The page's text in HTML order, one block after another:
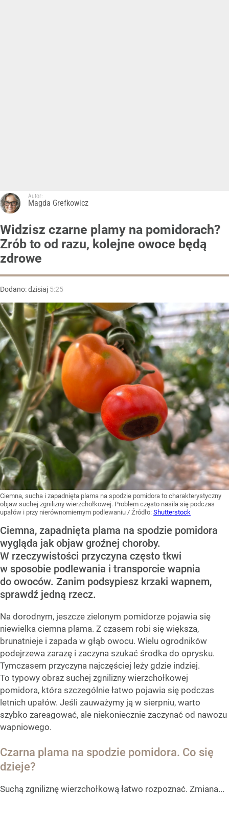
Autor:
Magda Grefkowicz
Widzisz czarne plamy na pomidorach?
Zrób to od razu, kolejne owoce będą
zdrowe
Dodano:dzisiaj 5:25
Ciemna, sucha i zapadnięta plama na spodzie pomidora to charakterystyczny
objaw suchej zgnilizny wierzchołkowej. Problem często nasila się podczas
upałów i przy nierównomiernym podlewaniu / Źródło: Shutterstock
Ciemna, zapadnięta plama na spodzie pomidora
wygląda jak objaw groźnej choroby.
W rzeczywistości przyczyna często tkwi
w sposobie podlewania i transporcie wapnia
do owoców. Zanim podsypiesz krzaki wapnem,
sprawdź jedną rzecz.
Na dorodnym, jeszcze zielonym pomidorze pojawia się
niewielka ciemna plama. Z czasem robi się większa,
brunatnieje i zapada w głąb owocu. Wielu ogrodników
podejrzewa zarazę i zaczyna szukać środka do oprysku.
Tymczasem przyczyna najczęściej leży gdzie indziej.
To typowy obraz suchej zgnilizny wierzchołkowej
pomidora, która szczególnie łatwo pojawia się podczas
letnich upałów. Jeśli zauważymy ją w sierpniu, warto
szybko zareagować, ale niekoniecznie zaczynać od nawozu
wapniowego.
Czarna plama na spodzie pomidora. Co się
dzieje?
Suchą zgniliznę wierzchołkową łatwo rozpoznać. Zmiana...